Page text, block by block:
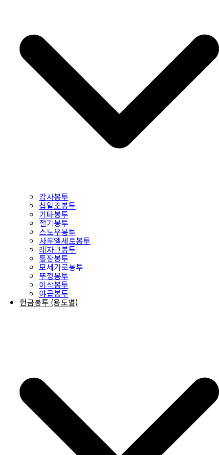
감사봉투
십일조봉투
기타봉투
절기봉투
스노우봉투
사무엘세로봉투
레자크봉투
통장봉투
모세가로봉투
뚜껑봉투
이삭봉투
야곱봉투
헌금봉투 (용도별)